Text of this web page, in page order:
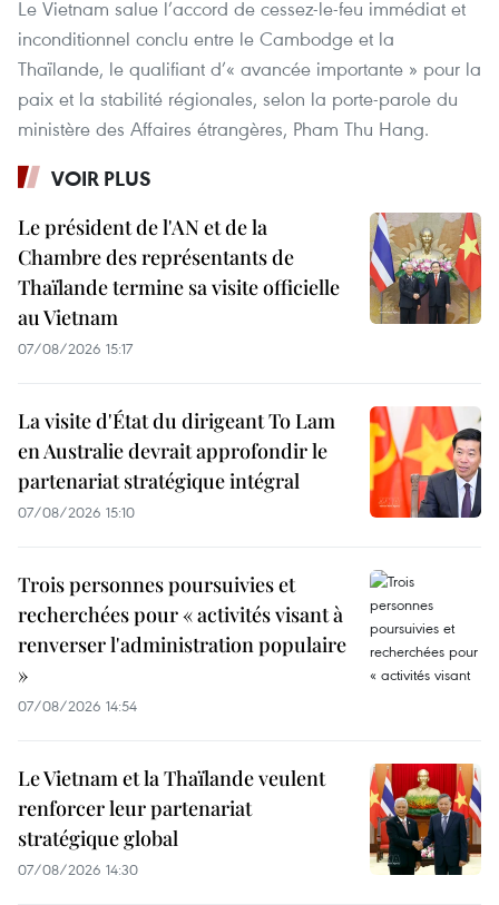
Le Vietnam salue l’accord de cessez-le-feu immédiat et
inconditionnel conclu entre le Cambodge et la
Thaïlande, le qualifiant d’« avancée importante » pour la
paix et la stabilité régionales, selon la porte-parole du
ministère des Affaires étrangères, Pham Thu Hang.
VOIR PLUS
Le président de l'AN et de la
Chambre des représentants de
Thaïlande termine sa visite officielle
au Vietnam
07/08/2026 15:17
La visite d'État du dirigeant To Lam
en Australie devrait approfondir le
partenariat stratégique intégral
07/08/2026 15:10
Trois personnes poursuivies et
recherchées pour « activités visant à
renverser l'administration populaire
»
07/08/2026 14:54
Le Vietnam et la Thaïlande veulent
renforcer leur partenariat
stratégique global
07/08/2026 14:30